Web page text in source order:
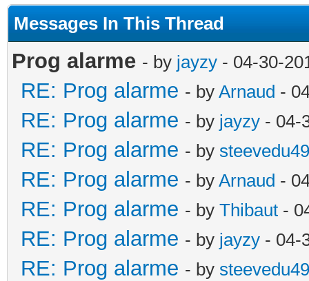
Messages In This Thread
Prog alarme - by jayzy - 04-30-
RE: Prog alarme - by Arnaud -
RE: Prog alarme - by jayzy - 04-
RE: Prog alarme - by steevedu49
RE: Prog alarme - by Arnaud -
RE: Prog alarme - by Thibaut -
RE: Prog alarme - by jayzy - 04-
RE: Prog alarme - by steevedu49